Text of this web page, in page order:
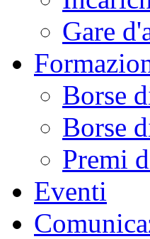
Gare
Borse
Borse
Premi
Eventi